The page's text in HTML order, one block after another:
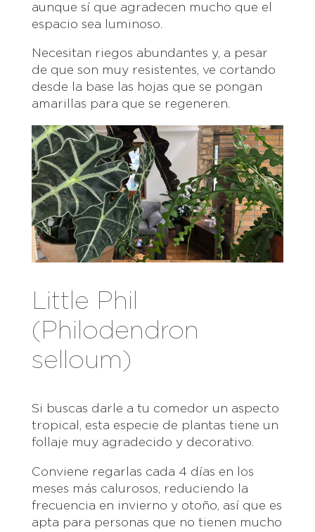
aunque sí que agradecen mucho que el
espacio sea luminoso.
Necesitan riegos abundantes y, a pesar
de que son muy resistentes, ve cortando
desde la base las hojas que se pongan
amarillas para que se regeneren.
Little Phil
(Philodendron
selloum)
Si buscas darle a tu comedor un aspecto
tropical, esta especie de plantas tiene un
follaje muy agradecido y decorativo.
Conviene regarlas cada 4 días en los
meses más calurosos, reduciendo la
frecuencia en invierno y otoño, así que es
apta para personas que no tienen mucho